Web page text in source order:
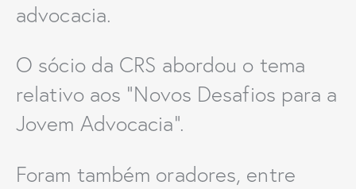
advocacia.
O sócio da CRS abordou o tema
relativo aos “Novos Desafios para a
Jovem Advocacia”.
Foram também oradores, entre